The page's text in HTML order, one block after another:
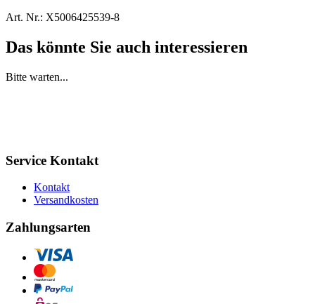
Art. Nr.: X5006425539-8
Das könnte Sie auch interessieren
Bitte warten...
Service Kontakt
Kontakt
Versandkosten
Zahlungsarten